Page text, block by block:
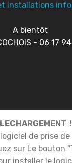
installations
A bientôt
- 06 17
!
de prise
sur Le bouton